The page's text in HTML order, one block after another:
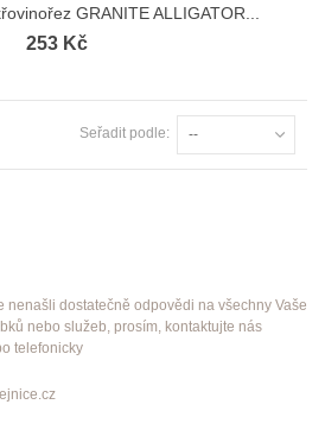
GRANITE ALLIGATOR...
253 Kč
Seřadit podle: --
nenašli dostatečně odpovědi na všechny Vaše
nebo služeb, prosím, kontaktujte nás
telefonicky